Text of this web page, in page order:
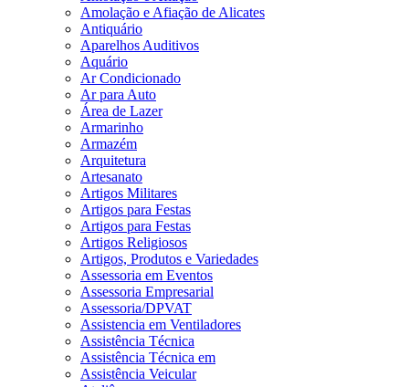
Amolação e Afiação de Alicates
Antiquário
Aparelhos Auditivos
Aquário
Ar Condicionado
Ar para Auto
Área de Lazer
Armarinho
Armazém
Arquitetura
Artesanato
Artigos Militares
Artigos para Festas
Artigos para Festas
Artigos Religiosos
Artigos, Produtos e Variedades
Assessoria em Eventos
Assessoria Empresarial
Assessoria/DPVAT
Assistencia em Ventiladores
Assistência Técnica
Assistência Técnica em
Assistência Veicular